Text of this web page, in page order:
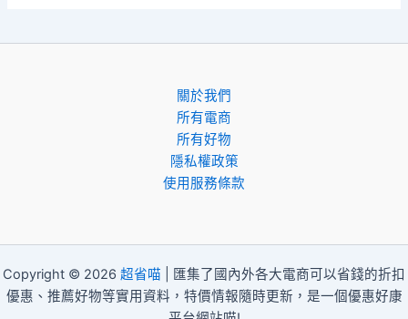
關於我們
所有電商
所有好物
隱私權政策
使用服務條款
Copyright © 2026 超省喵 | 匯集了國內外各大電商可以省錢的折扣
優惠、推薦好物等實用資料，特價情報隨時更新，是一個優惠好康